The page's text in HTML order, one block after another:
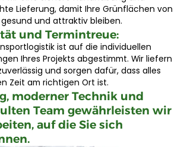
Lieferung, damit Ihre Grünflächen von
und attraktiv bleiben.
und Termintreue:
ist auf die individuellen
Ihres Projekts abgestimmt. Wir liefern
und sorgen dafür, dass alles
Zeit am richtigen Ort ist.
moderner Technik und
Team gewährleisten wir
auf die Sie sich